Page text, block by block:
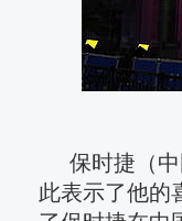
保时捷（
此表示了他的